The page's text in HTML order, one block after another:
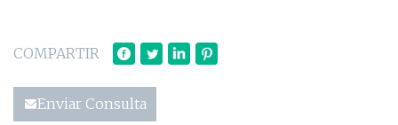
COMPARTIR
Enviar Consulta